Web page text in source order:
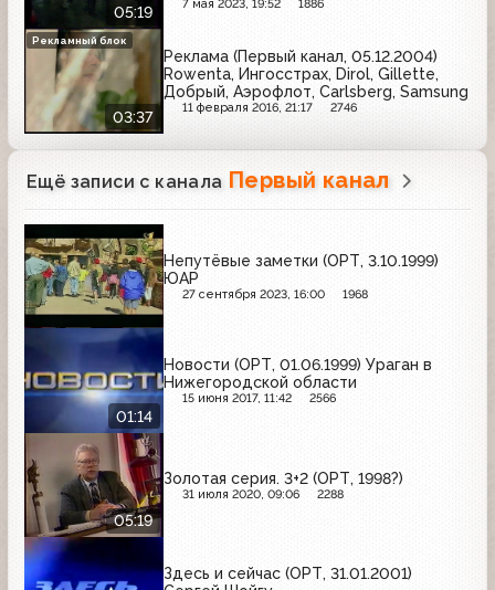
05:19
Ariel, Samsung, Heineken, Билайн,
7 мая 2023, 19:52 1886
03:37
Реклама (Первый канал, 05.12.2004)
Rowenta, Ингосстрах, Dirol, Gillette,
Добрый, Аэрофлот, Carlsberg, Samsung
11 февраля 2016, 21:17 2746
Рекламный блок
Ещё записи с канала Первый канал
Непутёвые заметки (ОРТ, 3.10.1999)
ЮАР
27 сентября 2023, 16:00 1968
01:14
Новости (ОРТ, 01.06.1999) Ураган в
Нижегородской области
15 июня 2017, 11:42 2566
05:19
Золотая серия. 3+2 (ОРТ, 1998?)
31 июля 2020, 09:06 2288
Здесь и сейчас (ОРТ, 31.01.2001)